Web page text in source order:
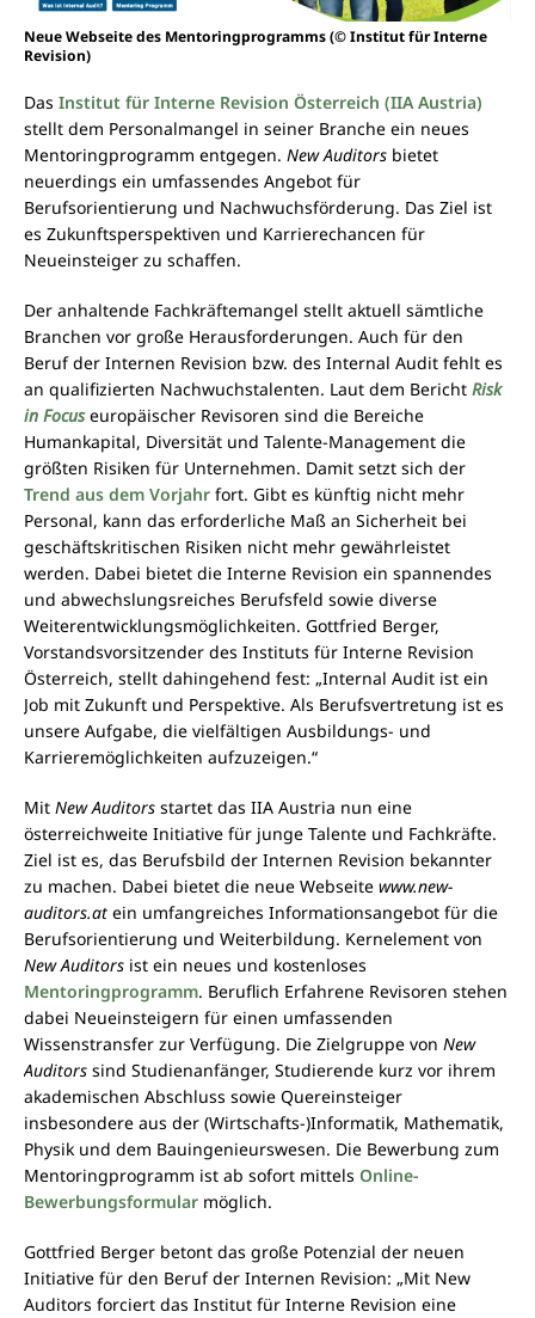
Neue Webseite des Mentoringprogramms (© Institut für Interne
Revision)
Das Institut für Interne Revision Österreich (IIA Austria)
stellt dem Personalmangel in seiner Branche ein neues
Mentoringprogramm entgegen. New Auditors bietet
neuerdings ein umfassendes Angebot für
Berufsorientierung und Nachwuchsförderung. Das Ziel ist
es Zukunftsperspektiven und Karrierechancen für
Neueinsteiger zu schaffen.
Der anhaltende Fachkräftemangel stellt aktuell sämtliche
Branchen vor große Herausforderungen. Auch für den
Beruf der Internen Revision bzw. des Internal Audit fehlt es
an qualifizierten Nachwuchstalenten. Laut dem Bericht Risk
in Focuseuropäischer Revisoren sind die Bereiche
Humankapital, Diversität und Talente-Management die
größten Risiken für Unternehmen. Damit setzt sich der
Trend aus dem Vorjahr fort. Gibt es künftig nicht mehr
Personal, kann das erforderliche Maß an Sicherheit bei
geschäftskritischen Risiken nicht mehr gewährleistet
werden. Dabei bietet die Interne Revision ein spannendes
und abwechslungsreiches Berufsfeld sowie diverse
Weiterentwicklungsmöglichkeiten. Gottfried Berger,
Vorstandsvorsitzender des Instituts für Interne Revision
Österreich, stellt dahingehend fest: „Internal Audit ist ein
Job mit Zukunft und Perspektive. Als Berufsvertretung ist es
unsere Aufgabe, die vielfältigen Ausbildungs- und
Karrieremöglichkeiten aufzuzeigen.“
Mit New Auditors startet das IIA Austria nun eine
österreichweite Initiative für junge Talente und Fachkräfte.
Ziel ist es, das Berufsbild der Internen Revision bekannter
zu machen. Dabei bietet die neue Webseite www.new-
auditors.at ein umfangreiches Informationsangebot für die
Berufsorientierung und Weiterbildung. Kernelement von
New Auditors ist ein neues und kostenloses
Mentoringprogramm. Beruflich Erfahrene Revisoren stehen
dabei Neueinsteigern für einen umfassenden
Wissenstransfer zur Verfügung. Die Zielgruppe von New
Auditors sind Studienanfänger, Studierende kurz vor ihrem
akademischen Abschluss sowie Quereinsteiger
insbesondere aus der (Wirtschafts-)Informatik, Mathematik,
Physik und dem Bauingenieurswesen. Die Bewerbung zum
Mentoringprogramm ist ab sofort mittels Online-
Bewerbungsformular möglich.
Gottfried Berger betont das große Potenzial der neuen
Initiative für den Beruf der Internen Revision: „Mit New
Auditors forciert das Institut für Interne Revision eine